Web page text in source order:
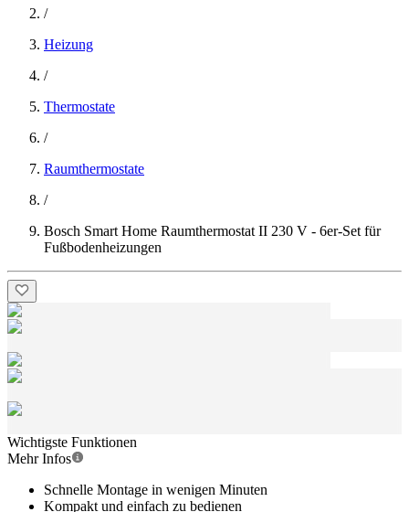
/
Heizung
/
Thermostate
/
Raumthermostate
/
Bosch Smart Home Raumthermostat II 230 V - 6er-Set für
Fußbodenheizungen
Wichtigste Funktionen
Mehr Infos
Schnelle Montage in wenigen Minuten
Kompakt und einfach zu bedienen